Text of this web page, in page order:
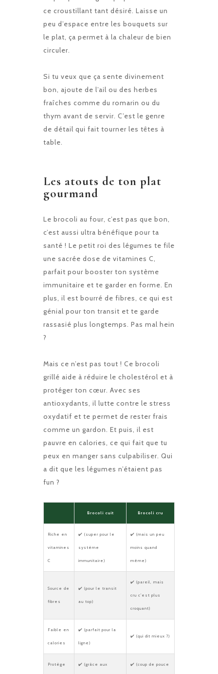
ce croustillant tant désiré. Laisse un
peu d’espace entre les bouquets sur
le plat, ça permet à la chaleur de bien
circuler.
Si tu veux que ça sente divinement
bon, ajoute de l’ail ou des herbes
fraîches comme du romarin ou du
thym avant de servir. C’est le genre
de détail qui fait tourner les têtes à
table.
Les atouts de ton plat
gourmand
Le brocoli au four, c’est pas que bon,
c’est aussi ultra bénéfique pour ta
santé ! Le petit roi des légumes te file
une sacrée dose de vitamines C,
parfait pour booster ton système
immunitaire et te garder en forme. En
plus, il est bourré de fibres, ce qui est
génial pour ton transit et te garde
rassasié plus longtemps. Pas mal hein
?
Mais ce n’est pas tout ! Ce brocoli
grillé aide à réduire le cholestérol et à
protéger ton cœur. Avec ses
antioxydants, il lutte contre le stress
oxydatif et te permet de rester frais
comme un gardon. Et puis, il est
pauvre en calories, ce qui fait que tu
peux en manger sans culpabiliser. Qui
a dit que les légumes n’étaient pas
fun ?
Brocoli cuit Brocoli cru
Riche en
vitamines
C
✔️ (super pour le
système
immunitaire)
✔️ (mais un peu
moins quand
même)
Source de
fibres
✔️ (pour le transit
au top)
✔️ (pareil, mais
cru c’est plus
croquant)
Faible en
calories
✔️ (parfait pour la
ligne)
✔️ (qui dit mieux ?)
Protège ✔️ (grâce aux ✔️ (coup de pouce